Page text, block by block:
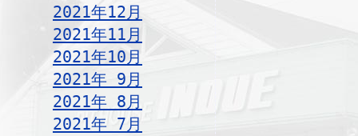
2021年12月
2021年11月
2021年10月
2021年 9月
2021年 8月
2021年 7月